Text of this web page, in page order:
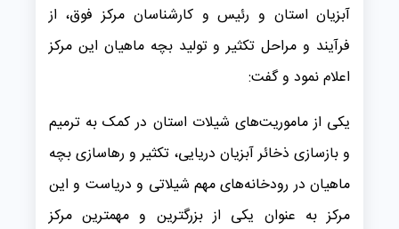
آبزیان استان و رئیس و کارشناسان مرکز فوق، از
فرآیند و مراحل تکثیر و تولید بچه ماهیان این مرکز
اعلام نمود و گفت:
یکی از ماموریت‌های شیلات استان در کمک به ترمیم
و بازسازی ذخائر آبزیان دریایی، تکثیر و رهاسازی بچه
ماهیان در رودخانه‌های مهم شیلاتی و دریاست و این
مرکز به عنوان یکی از بزرگترین و مهمترین مرکز